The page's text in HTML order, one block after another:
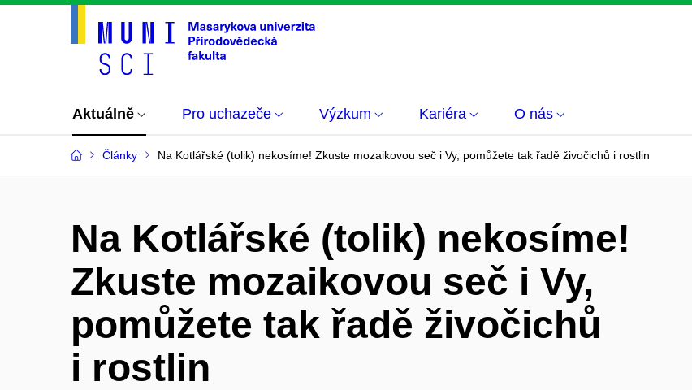
Aktuálně Pro uchazeče Výzkum Kariéra O nás
Články Na Kotlářské (tolik) nekosíme! Zkuste mozaikovou seč i Vy, pomůžete tak řadě živočichů i rostlin
Na Kotlářské (tolik) nekosíme!
Zkuste mozaikovou seč i Vy,
pomůžete tak řadě živočichů
i rostlin